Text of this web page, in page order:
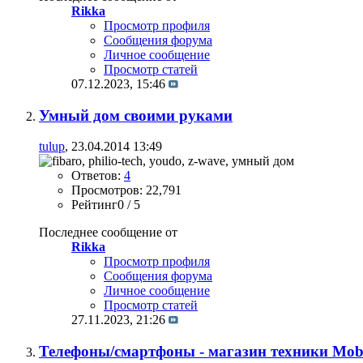
Rikka
Просмотр профиля
Сообщения форума
Личное сообщение
Просмотр статей
07.12.2023, 15:46
Умный дом своими руками
tulup, 23.04.2014 13:49
Ответов: 4
Просмотров: 22,791
Рейтинг0 / 5
Последнее сообщение от
Rikka
Просмотр профиля
Сообщения форума
Личное сообщение
Просмотр статей
27.11.2023, 21:26
Телефоны/смартфоны - магазин техники